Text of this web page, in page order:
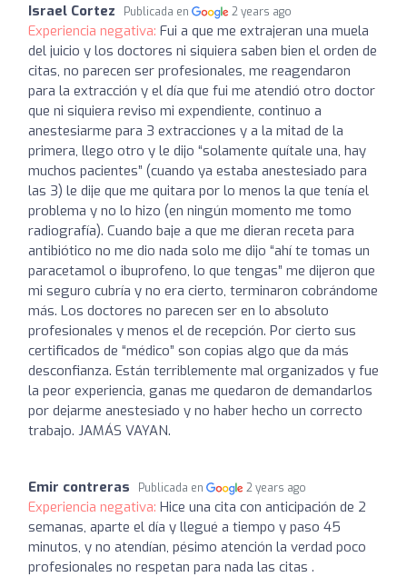
Israel Cortez Publicada en 2 years ago
Experiencia negativa: Fui a que me extrajeran una muela
del juicio y los doctores ni siquiera saben bien el orden de
citas, no parecen ser profesionales, me reagendaron
para la extracción y el día que fui me atendió otro doctor
que ni siquiera reviso mi expendiente, continuo a
anestesiarme para 3 extracciones y a la mitad de la
primera, llego otro y le dijo “solamente quítale una, hay
muchos pacientes” (cuando ya estaba anestesiado para
las 3) le dije que me quitara por lo menos la que tenía el
problema y no lo hizo (en ningún momento me tomo
radiografía). Cuando baje a que me dieran receta para
antibiótico no me dio nada solo me dijo “ahí te tomas un
paracetamol o ibuprofeno, lo que tengas” me dijeron que
mi seguro cubría y no era cierto, terminaron cobrándome
más. Los doctores no parecen ser en lo absoluto
profesionales y menos el de recepción. Por cierto sus
certificados de “médico” son copias algo que da más
desconfianza. Están terriblemente mal organizados y fue
la peor experiencia, ganas me quedaron de demandarlos
por dejarme anestesiado y no haber hecho un correcto
trabajo. JAMÁS VAYAN.
Emir contreras Publicada en 2 years ago
Experiencia negativa: Hice una cita con anticipación de 2
semanas, aparte el día y llegué a tiempo y paso 45
minutos, y no atendían, pésimo atención la verdad poco
profesionales no respetan para nada las citas .